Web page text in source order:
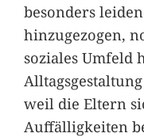
besonders
hinzugezogen,
soziales Umfeld
weil die Eltern
Auffälligkeiten